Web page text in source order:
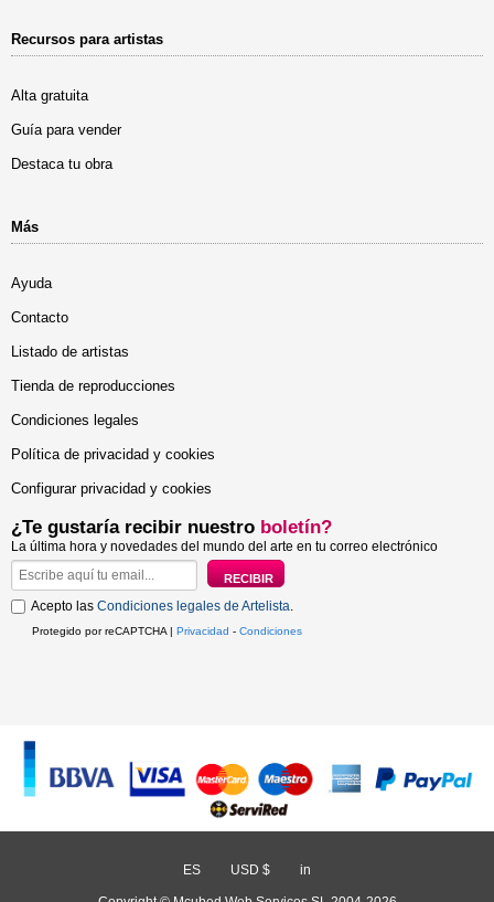
Recursos para artistas
Alta gratuita
Guía para vender
Destaca tu obra
Más
Ayuda
Contacto
Listado de artistas
Tienda de reproducciones
Condiciones legales
Política de privacidad y cookies
Configurar privacidad y cookies
¿Te gustaría recibir nuestro boletín?
La última hora y novedades del mundo del arte en tu correo electrónico
Acepto las Condiciones legales de Artelista
Protegido por reCAPTCHA | Privacidad - Condiciones
ES USD $ in